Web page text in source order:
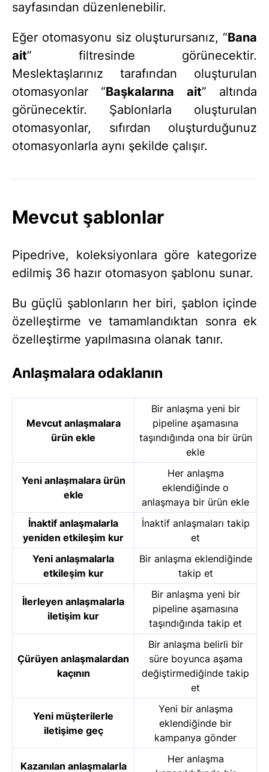
sayfasından düzenlenebilir.
Eğer otomasyonu siz oluşturursanız, “Bana
ait” filtresinde görünecektir.
Meslektaşlarınız tarafından oluşturulan
otomasyonlar “Başkalarına ait” altında
görünecektir. Şablonlarla oluşturulan
otomasyonlar, sıfırdan oluşturduğunuz
otomasyonlarla aynı şekilde çalışır.
Mevcut şablonlar
Pipedrive, koleksiyonlara göre kategorize
edilmiş 36 hazır otomasyon şablonu sunar.
Bu güçlü şablonların her biri, şablon içinde
özelleştirme ve tamamlandıktan sonra ek
özelleştirme yapılmasına olanak tanır.
Anlaşmalara odaklanın
Mevcut anlaşmalara
ürün ekle
Bir anlaşma yeni bir
pipeline aşamasına
taşındığında ona bir ürün
ekle
Yeni anlaşmalara ürün
ekle
Her anlaşma
eklendiğinde o
anlaşmaya bir ürün ekle
İnaktif anlaşmalarla
yeniden etkileşim kur
İnaktif anlaşmaları takip
et
Yeni anlaşmalarla
etkileşim kur
Bir anlaşma eklendiğinde
takip et
İlerleyen anlaşmalarla
iletişim kur
Bir anlaşma yeni bir
pipeline aşamasına
taşındığında takip et
Çürüyen anlaşmalardan
kaçının
Bir anlaşma belirli bir
süre boyunca aşama
değiştirmediğinde takip
et
Yeni müşterilerle
iletişime geç
Yeni bir anlaşma
eklendiğinde bir
kampanya gönder
Kazanılan anlaşmalarla
Her anlaşma